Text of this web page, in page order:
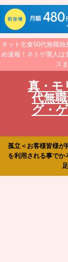
ネット乞食50代無職独
め速報！ネトゲ廃人は
ス
真・モ
代無
グ・
孤立＜お客様皆様が
を利用される事でか